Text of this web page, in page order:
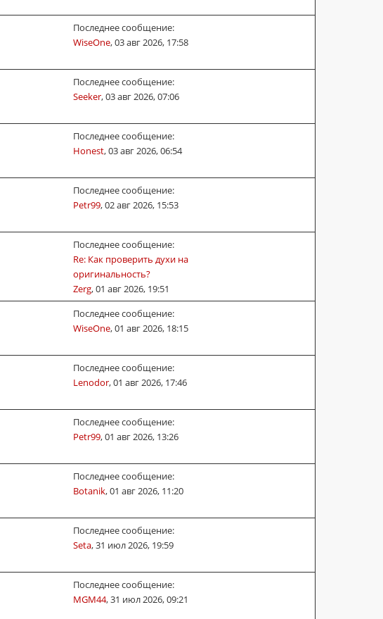
Последнее сообщение:
WiseOne,03 авг 2026, 17:58
Последнее сообщение:
Seeker,03 авг 2026, 07:06
Последнее сообщение:
Honest,03 авг 2026, 06:54
Последнее сообщение:
Petr99,02 авг 2026, 15:53
Последнее сообщение:
Re: Как проверить духи на
оригинальность?
Zerg,01 авг 2026, 19:51
Последнее сообщение:
WiseOne,01 авг 2026, 18:15
Последнее сообщение:
Lenodor,01 авг 2026, 17:46
Последнее сообщение:
Petr99,01 авг 2026, 13:26
Последнее сообщение:
Botanik,01 авг 2026, 11:20
Последнее сообщение:
Seta,31 июл 2026, 19:59
Последнее сообщение:
MGM44,31 июл 2026, 09:21